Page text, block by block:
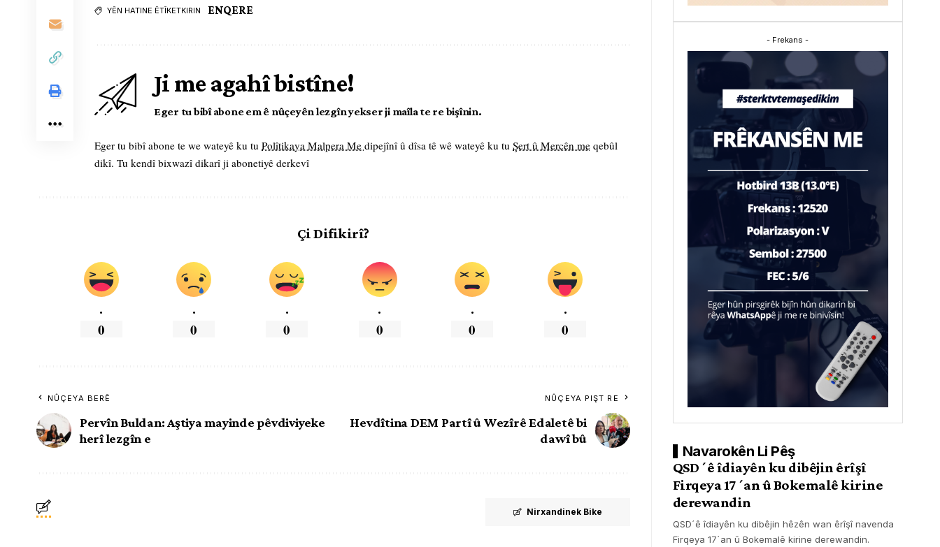
YÊN HATINE ÊTÎKETKIRIN ENQERE
Ji me agahî bistîne!
Eger tu bibî abone em ê nûçeyên lezgîn yekser ji maîla te re bişînin.
Eger tu bibî abone te we wateyê ku tu Polîtikaya Malpera Me dipejînî û dîsa tê wê wateyê ku tu Şert û Mercên me qebûl
dikî. Tu kendî bixwazî dikarî ji abonetiyê derkevî
Çi Difikirî?
.
0
.
0
.
0
.
0
.
0
.
0
NÛÇEYA BERÊ
Pervîn Buldan: Aştiya mayinde pêvdiviyeke
herî lezgîn e
NÛÇEYA PIŞT RE
Hevdîtina DEM Partî û Wezîrê Edaletê bi
dawî bû
Nirxandinek Bike
- Frekans -
Navarokên Li Pêş
QSDˊê îdiayên ku dibêjin êrîşî
Firqeya 17ˊan û Bokemalê kirine
derewandin
QSDˊê îdiayên ku dibêjin hêzên wan êrîşî navenda
Firqeya 17ˊan û Bokemalê kirine derewandin.